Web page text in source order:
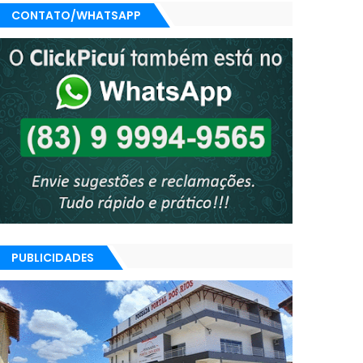
CONTATO/WHATSAPP
PUBLICIDADES